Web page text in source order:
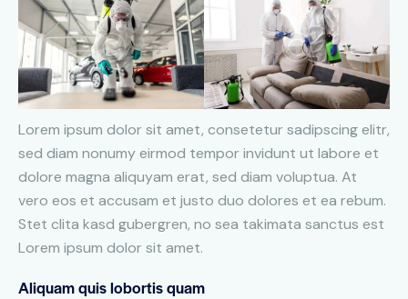
Lorem ipsum dolor sit amet, consetetur sadipscing elitr,
sed diam nonumy eirmod tempor invidunt ut labore et
dolore magna aliquyam erat, sed diam voluptua. At
vero eos et accusam et justo duo dolores et ea rebum.
Stet clita kasd gubergren, no sea takimata sanctus est
Lorem ipsum dolor sit amet.
Aliquam quis lobortis quam